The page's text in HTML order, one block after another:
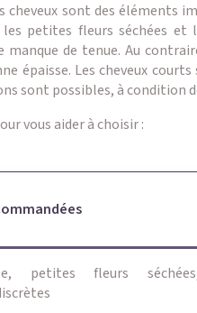
cheveux sont des éléments
petites fleurs séchées
manque de tenue. Au
épaisse. Les cheveux
sont possibles, à condition
vous aider à choisir :
petites fleurs